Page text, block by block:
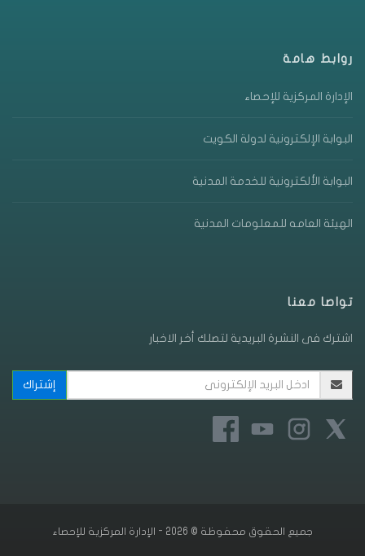
روابط هامة
الإدارة المركزية للإحصاء
البوابة الإلكترونية لدولة الكويت
البوابة الألكترونية للخدمة المدنية
الهيئة العامه للمعلومات المدنية
تواصا معنا
اشترك فى النشرة البريدية لتصلك أخر الاخبار
جميع الحقوق محفوظة © 2026 - الإدارة المركزية للإحصاء